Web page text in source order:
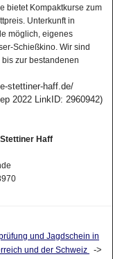
bietet Kompaktkurse zum
Unterkunft in
möglich, eigenes
Schießkino. Wir sind
zur bestandenen
stettiner-haff.de/
2022 LinkID: 2960942)
Haff
und Jagdschein in
und der Schweiz
->